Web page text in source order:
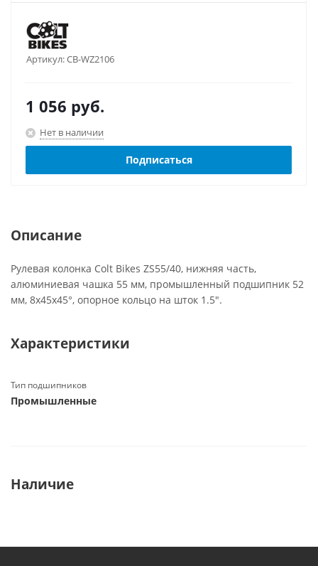
Артикул:CB-WZ2106
1 056 руб.
Нет в наличии
Подписаться
Описание
Рулевая колонка Colt Bikes ZS55/40, нижняя часть,
алюминиевая чашка 55 мм, промышленный подшипник 52
мм, 8х45х45°, опорное кольцо на шток 1.5".
Характеристики
Тип подшипников
Промышленные
Наличие